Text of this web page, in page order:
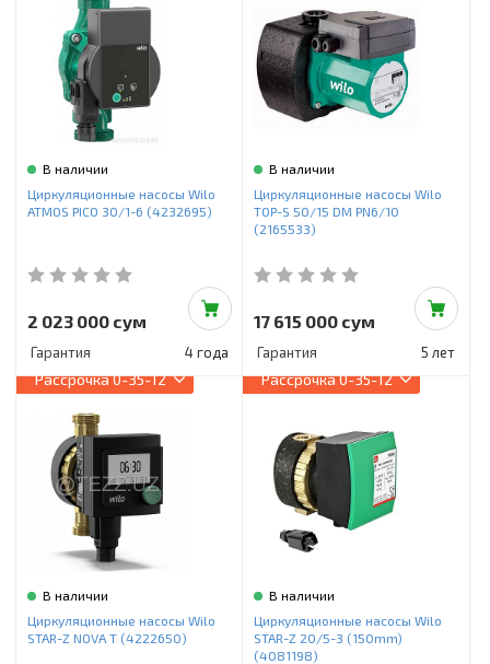
В наличии
Циркуляционные насосы Wilo
ATMOS PICO 30/1-6 (4232695)
2 023 000 сум
Гарантия 4 года
В наличии
Циркуляционные насосы Wilo
TOP-S 50/15 DM PN6/10
(2165533)
17 615 000 сум
Гарантия 5 лет
Рассрочка0-35-12
В наличии
Циркуляционные насосы Wilo
STAR-Z NOVA T (4222650)
Рассрочка0-35-12
В наличии
Циркуляционные насосы Wilo
STAR-Z 20/5-3 (150mm)
(4081198)